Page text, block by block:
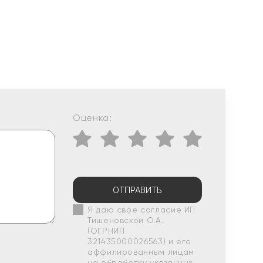
Оценка:
ОТПРАВИТЬ
Я даю свое согласие ИП
Тишеновской О.А.
(ОГРНИП
321435000026563) и его
аффилированным лицам